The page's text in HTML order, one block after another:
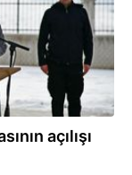
açılışı